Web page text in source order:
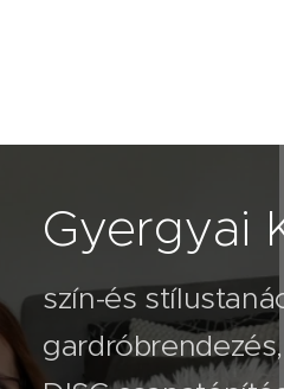
Gyergyai
szín-és
2026.08.03